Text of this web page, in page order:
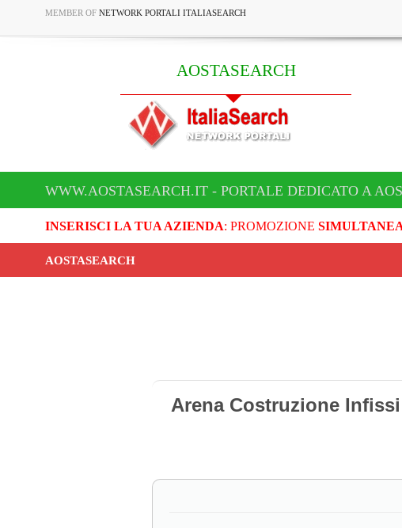
MEMBER OF NETWORK PORTALI ITALIASEARCH
AOSTASEARCH
WWW.AOSTASEARCH.IT - PORTALE DEDICATO A
INSERISCI LA TUA AZIENDA: PROMOZIONE
AOSTASEARCH
Arena Costruzione